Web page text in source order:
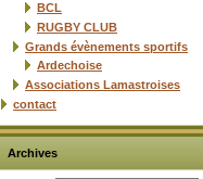
BCL
RUGBY CLUB
Grands évènements sportifs
Ardechoise
Associations Lamastroises
contact
Archives